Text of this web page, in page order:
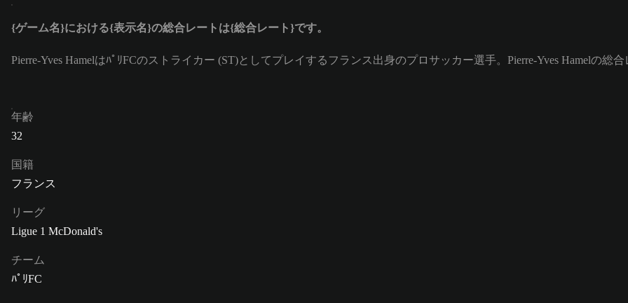
{ゲーム名}における{表示名}の総合レートは{総合レート}です。
Pierre-Yves HamelはﾊﾟﾘFCのストライカー (ST)としてプレイするフランス出身のプロサッカー選手。Pierre-Yves Hamelの総合
年齢
32
国籍
フランス
リーグ
Ligue 1 McDonald's
チーム
ﾊﾟﾘFC